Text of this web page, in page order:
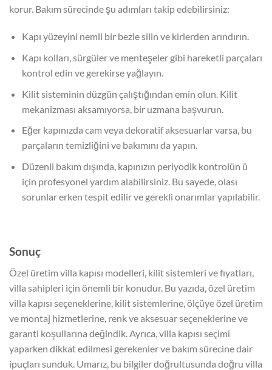
korur. Bakım sürecinde şu adımları takip edebilirsiniz:
Kapı yüzeyini nemli bir bezle silin ve kirlerden arındırın.
Kapı kolları, sürgüler ve menteşeler gibi hareketli parçaları
kontrol edin ve gerekirse yağlayın.
Kilit sisteminin düzgün çalıştığından emin olun. Kilit
mekanizması aksamıyorsa, bir uzmana başvurun.
Eğer kapınızda cam veya dekoratif aksesuarlar varsa, bu
parçaların temizliğini ve bakımını da yapın.
Düzenli bakım dışında, kapınızın periyodik kontrolün ü
için profesyonel yardım alabilirsiniz. Bu sayede, olası
sorunlar erken tespit edilir ve gerekli onarımlar yapılabilir.
Sonuç
Özel üretim villa kapısı modelleri, kilit sistemleri ve fiyatları,
villa sahipleri için önemli bir konudur. Bu yazıda, özel üretim
villa kapısı seçeneklerine, kilit sistemlerine, ölçüye özel üretim
ve montaj hizmetlerine, renk ve aksesuar seçeneklerine ve
garanti koşullarına değindik. Ayrıca, villa kapısı seçimi
yaparken dikkat edilmesi gerekenler ve bakım sürecine dair
ipuçları sunduk. Umarız, bu bilgiler doğrultusunda doğru villa